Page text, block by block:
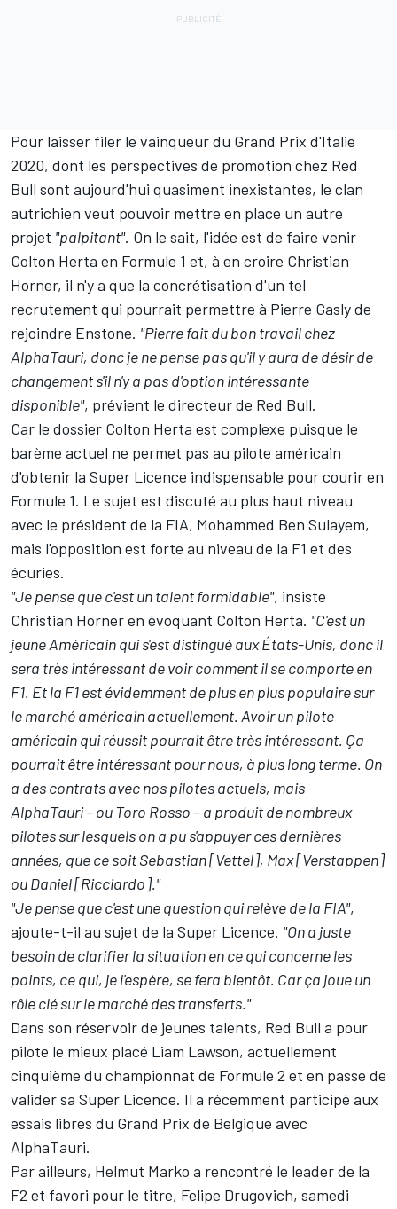
Pour laisser filer le vainqueur du Grand Prix d'Italie
2020, dont les perspectives de promotion chez Red
Bull sont aujourd'hui quasiment inexistantes, le clan
autrichien veut pouvoir mettre en place un autre
projet "palpitant". On le sait, l'idée est de faire venir
Colton Herta en Formule 1 et, à en croire Christian
Horner, il n'y a que la concrétisation d'un tel
recrutement qui pourrait permettre à Pierre Gasly de
rejoindre Enstone. "Pierre fait du bon travail chez
AlphaTauri, donc je ne pense pas qu'il y aura de désir de
changement s'il n'y a pas d'option intéressante
disponible", prévient le directeur de Red Bull.
Car le dossier Colton Herta est complexe puisque le
barème actuel ne permet pas au pilote américain
d'obtenir la Super Licence indispensable pour courir en
Formule 1. Le sujet est discuté au plus haut niveau
avec le président de la FIA, Mohammed Ben Sulayem,
mais l'opposition est forte au niveau de la F1 et des
écuries.
"Je pense que c'est un talent formidable", insiste
Christian Horner en évoquant Colton Herta. "C'est un
jeune Américain qui s'est distingué aux États-Unis, donc il
sera très intéressant de voir comment il se comporte en
F1. Et la F1 est évidemment de plus en plus populaire sur
le marché américain actuellement. Avoir un pilote
américain qui réussit pourrait être très intéressant. Ça
pourrait être intéressant pour nous, à plus long terme. On
a des contrats avec nos pilotes actuels, mais
AlphaTauri – ou Toro Rosso – a produit de nombreux
pilotes sur lesquels on a pu s'appuyer ces dernières
années, que ce soit Sebastian [Vettel], Max [Verstappen]
ou Daniel [Ricciardo]."
"Je pense que c'est une question qui relève de la FIA",
ajoute-t-il au sujet de la Super Licence. "On a juste
besoin de clarifier la situation en ce qui concerne les
points, ce qui, je l'espère, se fera bientôt. Car ça joue un
rôle clé sur le marché des transferts."
Dans son réservoir de jeunes talents, Red Bull a pour
pilote le mieux placé Liam Lawson, actuellement
cinquième du championnat de Formule 2 et en passe de
valider sa Super Licence. Il a récemment participé aux
essais libres du Grand Prix de Belgique avec
AlphaTauri.
Par ailleurs, Helmut Marko a rencontré le leader de la
F2 et favori pour le titre, Felipe Drugovich, samedi